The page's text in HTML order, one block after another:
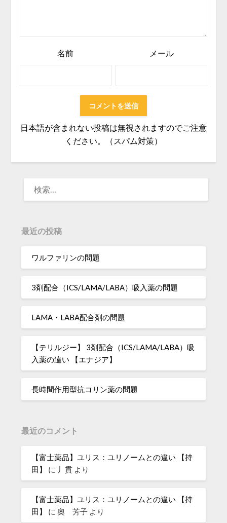
名前 メール
日本語が含まれない投稿は無視されますのでご注意
ください。（スパム対策）
最近の投稿
ワルファリンの問題
3剤配合（ICS/LAMA/LABA）吸入薬の問題
LAMA・LABA配合剤の問題
【テリルジー】 3剤配合（ICS/LAMA/LABA）吸
入薬の違い 【エナジア】
長時間作用型抗コリン薬の問題
最近のコメント
【富士薬品】ユリス：ユリノームとの違い 【持
田】
に 丿貫 より
【富士薬品】ユリス：ユリノームとの違い 【持
田】
に奧 芳子 より